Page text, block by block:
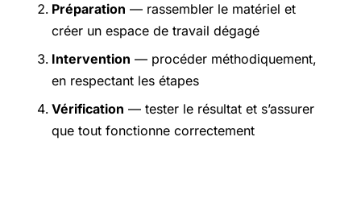
Préparation — rassembler le matériel et
créer un espace de travail dégagé
Intervention — procéder méthodiquement,
en respectant les étapes
Vérification — tester le résultat et s’assurer
que tout fonctionne correctement